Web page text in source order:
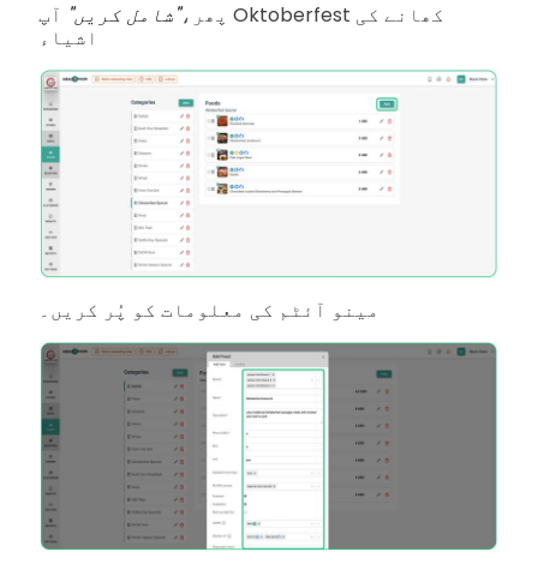
پھر،"شامل کریں" آپ Oktoberfest کھانے کی
اشیاء
مینو آئٹم کی معلومات کو پُر کریں۔